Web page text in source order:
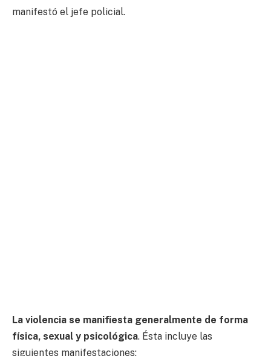
manifestó el jefe policial.
La violencia se manifiesta generalmente de forma
física, sexual y psicológica. Ésta incluye las
siguientes manifestaciones: